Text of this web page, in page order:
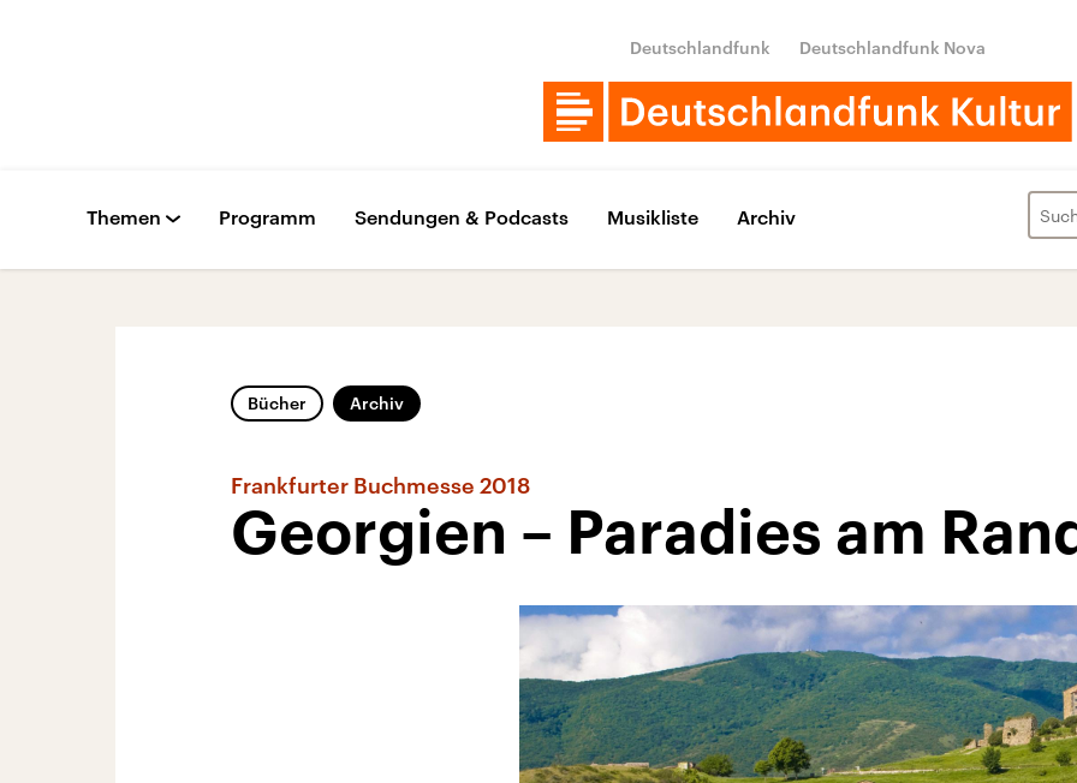
Deutschlandfunk Deutschlandfunk Nova
Themen Programm Sendungen & Podcasts Musikliste Archiv
Bücher Archiv
Frankfurter Buchmesse 2018
Georgien – Paradies am